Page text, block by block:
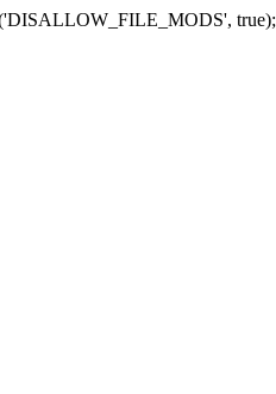
true);